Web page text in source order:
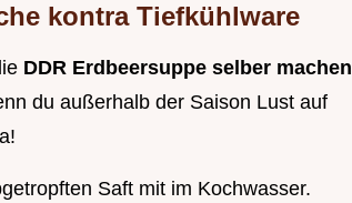
kontra Tiefkühlware
DDR Erdbeersuppe selber machen
du außerhalb der Saison Lust auf
Saft mit im Kochwasser.